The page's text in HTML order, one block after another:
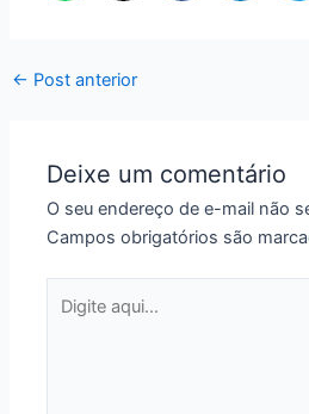
← Post anterior
Deixe um comentário
O seu endereço de e-mail não
Campos obrigatórios são
aqui...